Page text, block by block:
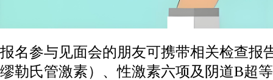
报名参与见面会的朋友可携带相关检查报
缪勒氏管激素）、性激素六项及阴道B超